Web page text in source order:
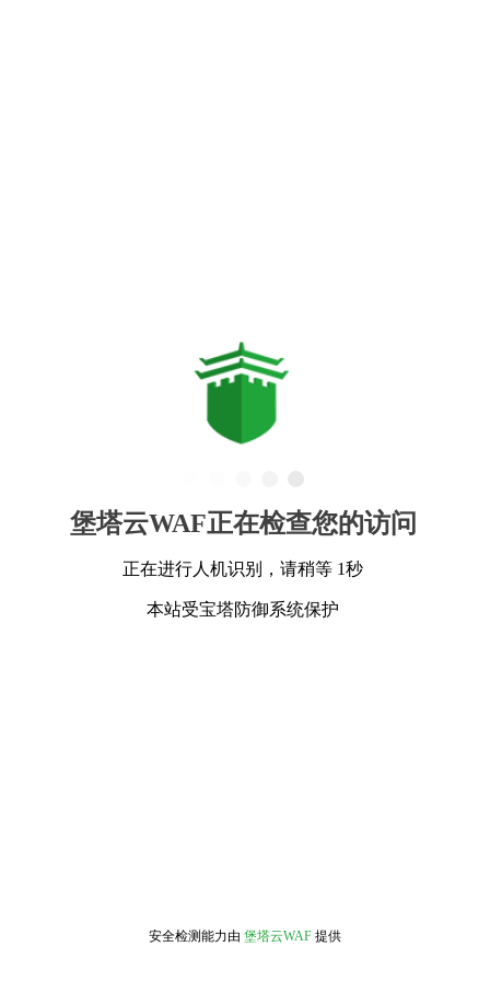
堡塔云WAF正在检查您的访问
正在进行人机识别，请稍等 1秒
本站受宝塔防御系统保护
安全检测能力由 堡塔云WAF 提供